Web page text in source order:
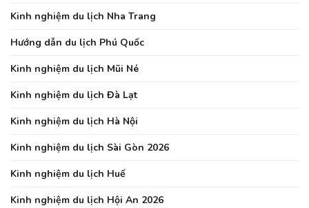
Kinh nghiệm du lịch Nha Trang
Hướng dẫn du lịch Phú Quốc
Kinh nghiệm du lịch Mũi Né
Kinh nghiệm du lịch Đà Lạt
Kinh nghiệm du lịch Hà Nội
Kinh nghiệm du lịch Sài Gòn 2026
Kinh nghiệm du lịch Huế
Kinh nghiệm du lịch Hội An 2026